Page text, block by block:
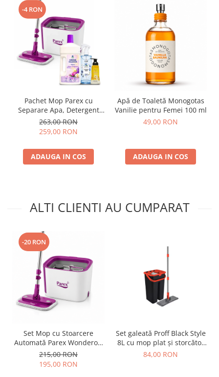
-4 RON
Pachet Mop Parex cu
Separare Apa, Detergent
Pardoseli, Odorizant
Camera si Sapun Spuma
263,00 RON
259,00 RON
ADAUGA IN COS
Apă de Toaletă Monogotas
Vanilie pentru Femei 100 ml
49,00 RON
ADAUGA IN COS
ALTI CLIENTI AU CUMPARAT
-20 RON
Set Mop cu Stoarcere
Automată Parex Wondero –
Galeată cu Separare Apă
Curată/Murdară
215,00 RON
195,00 RON
Set galeată Proff Black Style
8L cu mop plat și storcător
economic
84,00 RON